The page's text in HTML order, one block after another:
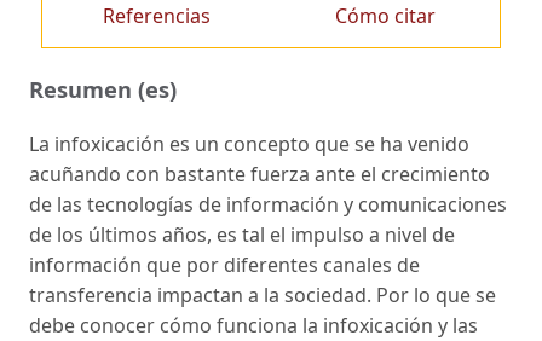
Referencias Cómo citar
Resumen (es)
La infoxicación es un concepto que se ha venido
acuñando con bastante fuerza ante el crecimiento
de las tecnologías de información y comunicaciones
de los últimos años, es tal el impulso a nivel de
información que por diferentes canales de
transferencia impactan a la sociedad. Por lo que se
debe conocer cómo funciona la infoxicación y las